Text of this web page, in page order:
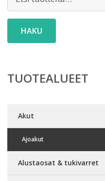
HAKU
TUOTEALUEET
Akut
Ajoakut
Alustaosat & tukivarret